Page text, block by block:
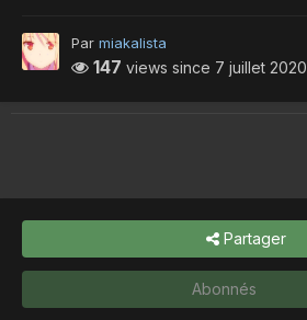
Par miakalista
147 views since 7 juillet 2020
Partager
Abonnés